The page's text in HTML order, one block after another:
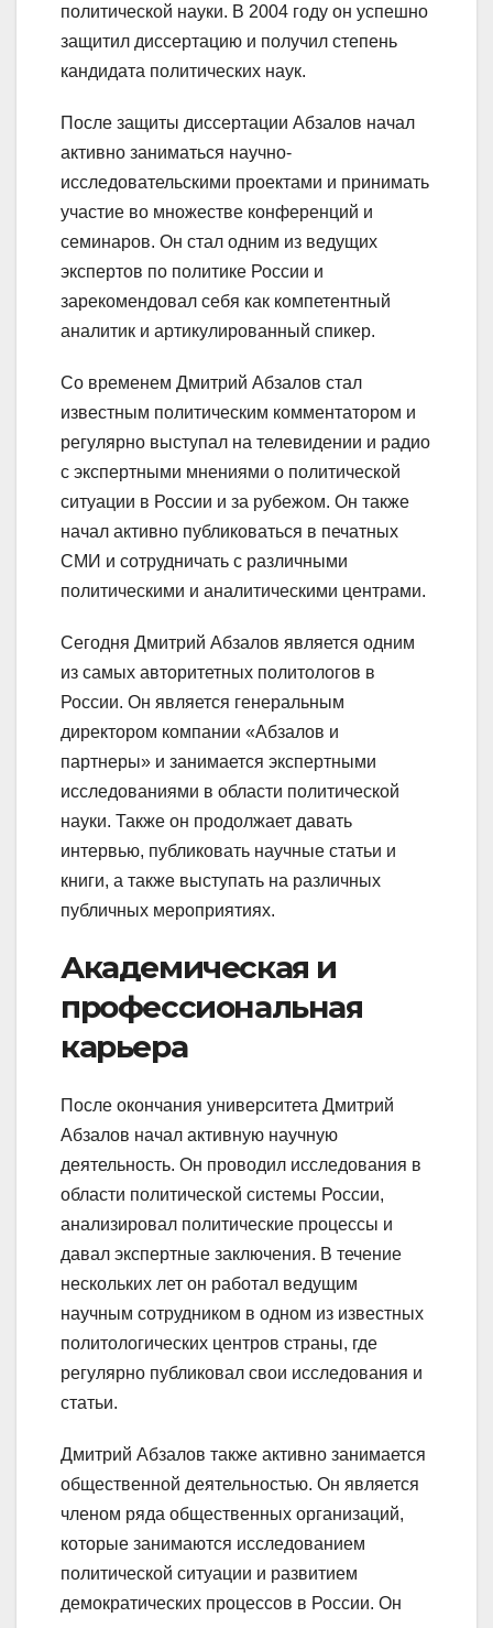
политической науки. В 2004 году он успешно
защитил диссертацию и получил степень
кандидата политических наук.
После защиты диссертации Абзалов начал
активно заниматься научно-
исследовательскими проектами и принимать
участие во множестве конференций и
семинаров. Он стал одним из ведущих
экспертов по политике России и
зарекомендовал себя как компетентный
аналитик и артикулированный спикер.
Со временем Дмитрий Абзалов стал
известным политическим комментатором и
регулярно выступал на телевидении и радио
с экспертными мнениями о политической
ситуации в России и за рубежом. Он также
начал активно публиковаться в печатных
СМИ и сотрудничать с различными
политическими и аналитическими центрами.
Сегодня Дмитрий Абзалов является одним
из самых авторитетных политологов в
России. Он является генеральным
директором компании «Абзалов и
партнеры» и занимается экспертными
исследованиями в области политической
науки. Также он продолжает давать
интервью, публиковать научные статьи и
книги, а также выступать на различных
публичных мероприятиях.
Академическая и
профессиональная
карьера
После окончания университета Дмитрий
Абзалов начал активную научную
деятельность. Он проводил исследования в
области политической системы России,
анализировал политические процессы и
давал экспертные заключения. В течение
нескольких лет он работал ведущим
научным сотрудником в одном из известных
политологических центров страны, где
регулярно публиковал свои исследования и
статьи.
Дмитрий Абзалов также активно занимается
общественной деятельностью. Он является
членом ряда общественных организаций,
которые занимаются исследованием
политической ситуации и развитием
демократических процессов в России. Он